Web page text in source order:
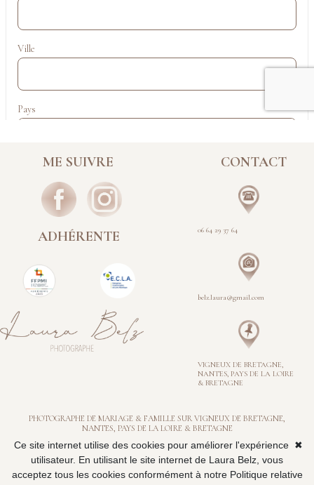
ME SUIVRE CONTACT
ADHÉRENTE 06 64 29 37 64
belz.laura@gmail.com
VIGNEUX DE BRETAGNE,
NANTES, PAYS DE LA LOIRE
& BRETAGNE
PHOTOGRAPHE DE MARIAGE & FAMILLE SUR VIGNEUX DE BRETAGNE,
NANTES, PAYS DE LA LOIRE & BRETAGNE
www.laurabelz.com © Tous droits réservés- 2026. Photographe de mariage, famille, portrait et
la Bretagne (22, 29, 35, 56)
✖
Ce site internet utilise des cookies pour améliorer l'expérience
utilisateur. En utilisant le site internet de Laura Belz, vous
acceptez tous les cookies conformément à notre Politique relative